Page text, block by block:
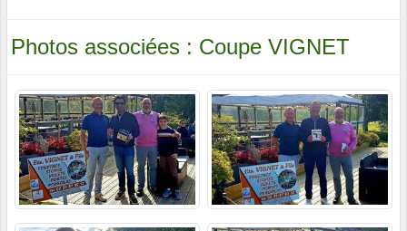
Photos associées : Coupe VIGNET